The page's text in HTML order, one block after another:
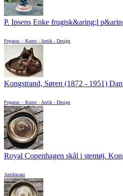
P. Ipsens Enke frugtsk&aring;l
Pegasus – Kunst - Antik - Design
Kongstrand, Søren (1872 - 1951)
Pegasus – Kunst - Antik - Design
Royal Copenhagen skål i stentøj.
Antikkram